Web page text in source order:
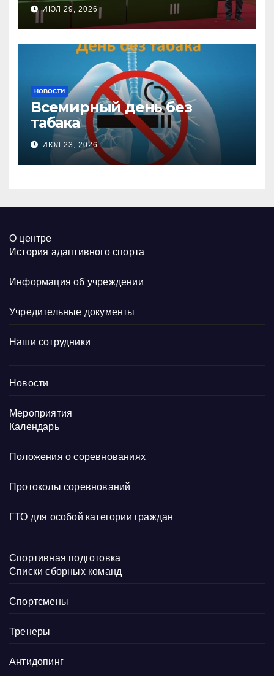
настольного тенниса ПОДА
ИЮЛ 29, 2026
НОВОСТИ
Всемирный день без
табака
ИЮЛ 23, 2026
О центре
История адаптивного спорта
Информация об учреждении
Учредительные документы
Наши сотрудники
Новости
Мероприятия
Календарь
Положения о соревнованиях
Протоколы соревнований
ГТО для особой категории граждан
Спортивная подготовка
Списки сборных команд
Спортсмены
Тренеры
Антидопинг